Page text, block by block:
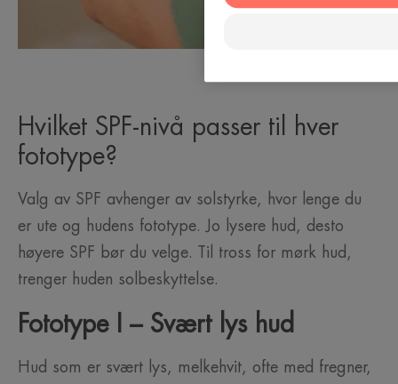
Hvilket SPF-nivå passer til hver
fototype?
Valg av SPF avhenger av solstyrke, hvor lenge du
er ute og hudens fototype. Jo lysere hud, desto
høyere SPF bør du velge. Til tross for mørk hud,
trenger huden solbeskyttelse.
Fototype I – Svært lys hud
Hud som er svært lys, melkehvit, ofte med fregner,